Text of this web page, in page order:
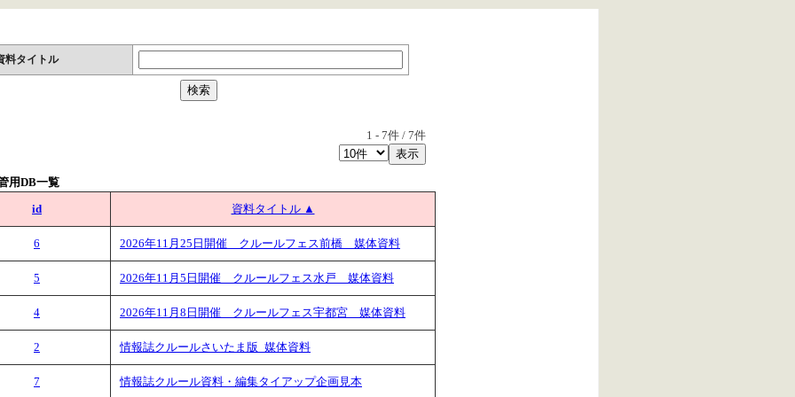
料タイトル
1 - 7件 / 7件
用DB一覧
id
資料タイトル ▲
6 2026年11月25日開催 クルールフェス前橋 媒体資料
5 2026年11月5日開催 クルールフェス水戸 媒体資料
4 2026年11月8日開催 クルールフェス宇都宮 媒体資料
2 情報誌クルールさいたま版_媒体資料
7 情報誌クルール資料・編集タイアップ企画見本